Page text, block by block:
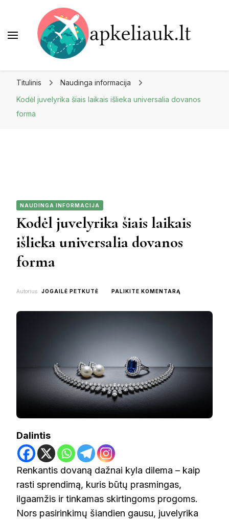
Titulinis
Naudinga informacija
Kodėl juvelyrika šiais laikais išlieka universalia dovanos
forma
NAUDINGA INFORMACIJA
Kodėl juvelyrika šiais laikais
išlieka universalia dovanos
forma
Autorius JOGAILĖ PETKUTĖ PALIKITE KOMENTARĄ
Dalintis
Renkantis dovaną dažnai kyla dilema – kaip
rasti sprendimą, kuris būtų prasmingas,
ilgaamžis ir tinkamas skirtingoms progoms.
Nors pasirinkimų šiandien gausu, juvelyrika